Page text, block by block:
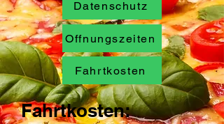
Datenschutz
Offnungszeiten
Fahrtkosten
Fahrtkosten: